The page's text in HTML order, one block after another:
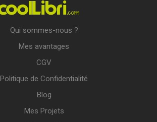
Qui sommes-nous ?
Mes avantages
CGV
Politique de Confidentialité
Blog
Mes Projets